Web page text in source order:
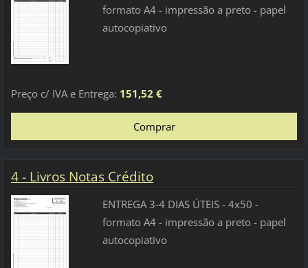
formato A4 - impressão a preto - papel
autocopiativo
Preço c/ IVA e Entrega: 151,52 €
4 - Livros Notas Crédito
ENTREGA 3-4 DIAS ÚTEIS - 4x50 -
formato A4 - impressão a preto - papel
autocopiativo